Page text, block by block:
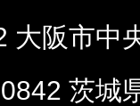
大阪市中
茨城